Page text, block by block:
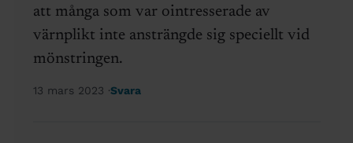
att många som var ointresserade av
värnplikt inte ansträngde sig speciellt vid
mönstringen.
13 mars 2023 Svara